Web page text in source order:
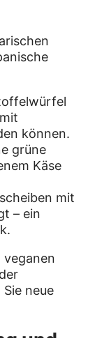
können.
grüne
Käse
mit
– ein
veganen
neue